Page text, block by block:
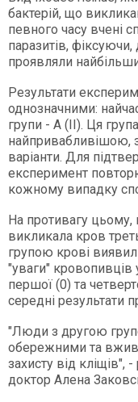
бактерій, що
певного часу вчені
паразитів,
проявляли
Результати
однозначними:
групи - А (II). Ця
найпривабливішою,
варіанти. Для
експеримент
кожному випадку
На противагу цьому,
викликала кров
групою крові
"уваги"
першої (0) та
середні результати
"Люди з другою
обережними та
захисту від кліщів",
доктор Алена